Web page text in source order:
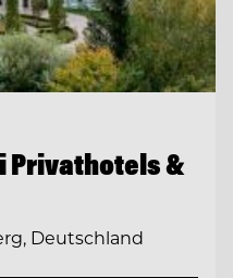
Privathotels &
Deutschland